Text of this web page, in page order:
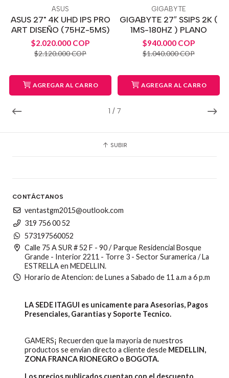
1 / 7
ASUS
ASUS 27" 4K UHD IPS PRO
ART DISEÑO (75HZ-5MS)
$2.020.000 COP
$2.120.000 COP
AGREGAR AL CARRO
GIGABYTE
GIGABYTE 27″ SSIPS 2K (
1MS-180HZ ) PLANO
$940.000 COP
$1.040.000 COP
AGREGAR AL CARRO
SUBIR
CONTÁCTANOS
ventastgm2015@outlook.com
319 756 00 52
573197560052
Calle 75 A SUR # 52 F - 90 / Parque Residencial Bosque
Grande - Interior 2211 - Torre 3 - Sector Suramerica / La
ESTRELLA en MEDELLIN.
Horario de Atencion: de Lunes a Sabado de 11 a.m a 6 p.m
LA SEDE ITAGUI es unicamente para Asesorias, Pagos
Presenciales, Garantias y Soporte Tecnico.
GAMERS¡ Recuerden que la mayoria de nuestros
productos se envian directo a cliente desde MEDELLIN,
ZONA FRANCA RIONEGRO o BOGOTA.